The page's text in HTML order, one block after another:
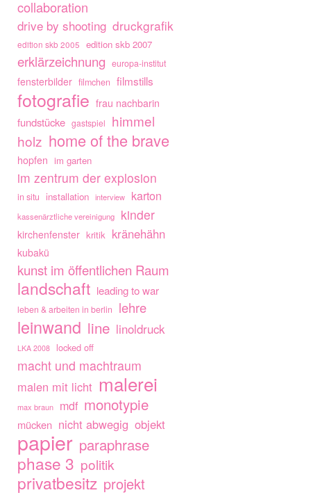
collaboration
drive by shooting druckgrafik
edition skb 2005 edition skb 2007
erklärzeichnung europa-institut
fensterbilder filmchen filmstills
fotografie frau nachbarin
fundstücke gastspiel
himmel
holz home of the brave
hopfen im garten
im zentrum der explosion
in situ installation interview karton
kassenärztliche vereinigung kinder
kirchenfenster kritik kränehähn
kubakü
kunst im öffentlichen Raum
landschaft leading to war
leben & arbeiten in berlin lehre
leinwand line linoldruck
LKA 2008 locked off
macht und machtraum
malen mit licht malerei
max braun mdf monotypie
mücken nicht abwegig objekt
papier paraphrase
phase 3 politik
privatbesitz projekt